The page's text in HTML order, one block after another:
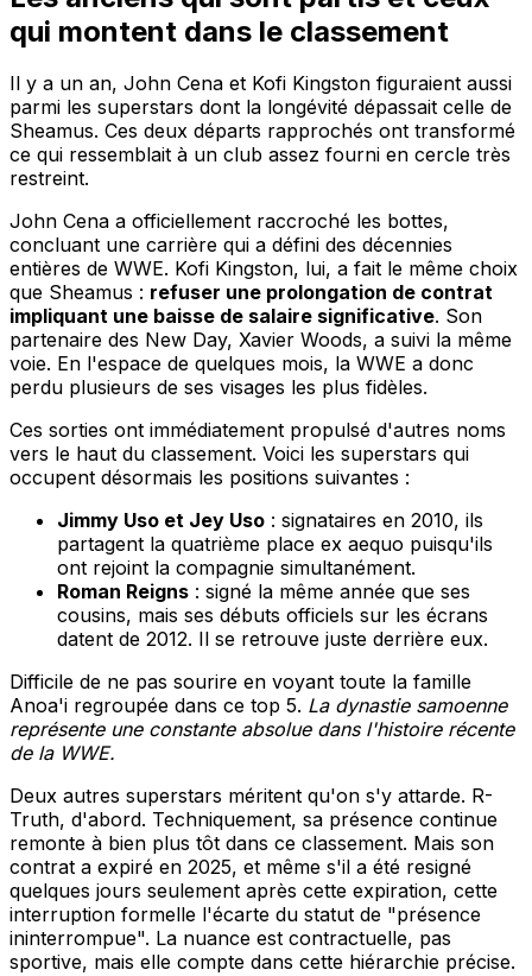
qui montent dans le classement
Il y a un an, John Cena et Kofi Kingston figuraient aussi
parmi les superstars dont la longévité dépassait celle de
Sheamus. Ces deux départs rapprochés ont transformé
ce qui ressemblait à un club assez fourni en cercle très
restreint.
John Cena a officiellement raccroché les bottes,
concluant une carrière qui a défini des décennies
entières de WWE. Kofi Kingston, lui, a fait le même choix
que Sheamus : refuser une prolongation de contrat
impliquant une baisse de salaire significative. Son
partenaire des New Day, Xavier Woods, a suivi la même
voie. En l'espace de quelques mois, la WWE a donc
perdu plusieurs de ses visages les plus fidèles.
Ces sorties ont immédiatement propulsé d'autres noms
vers le haut du classement. Voici les superstars qui
occupent désormais les positions suivantes :
Jimmy Uso et Jey Uso : signataires en 2010, ils
partagent la quatrième place ex aequo puisqu'ils
ont rejoint la compagnie simultanément.
Roman Reigns : signé la même année que ses
cousins, mais ses débuts officiels sur les écrans
datent de 2012. Il se retrouve juste derrière eux.
Difficile de ne pas sourire en voyant toute la famille
Anoa'i regroupée dans ce top 5. La dynastie samoenne
représente une constante absolue dans l'histoire récente
de la WWE.
Deux autres superstars méritent qu'on s'y attarde. R-
Truth, d'abord. Techniquement, sa présence continue
remonte à bien plus tôt dans ce classement. Mais son
contrat a expiré en 2025, et même s'il a été resigné
quelques jours seulement après cette expiration, cette
interruption formelle l'écarte du statut de "présence
ininterrompue". La nuance est contractuelle, pas
sportive, mais elle compte dans cette hiérarchie précise.